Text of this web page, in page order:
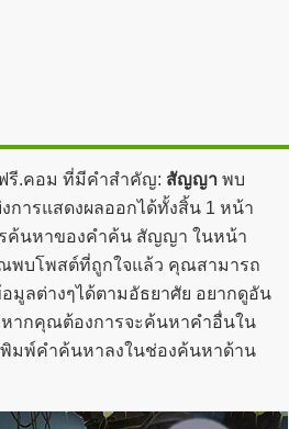
รี.คอม ที่มีคำสำคัญ: สัญญา พบ
การแสดงผลออกได้ทั้งสิ้น 1 หน้า
ค้นหาของคำค้น สัญญา ในหน้า
พบโพสต์ที่ถูกใจแล้ว คุณสามารถ
มูลต่างๆได้ตามอัธยาศัย อยากดูอัน
ากคุณต้องการจะค้นหาคำอื่นใน
มพ์คำค้นหาลงในช่องค้นหาด้าน